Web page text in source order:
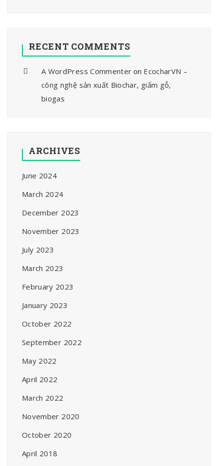
RECENT COMMENTS
A WordPress Commenter on EcocharVN –
công nghệ sản xuất Biochar, giấm gỗ,
biogas
ARCHIVES
June 2024
March 2024
December 2023
November 2023
July 2023
March 2023
February 2023
January 2023
October 2022
September 2022
May 2022
April 2022
March 2022
November 2020
October 2020
April 2018